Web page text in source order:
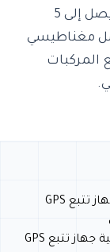
دبي وأبوظبي والشارقة، مع عمر بطارية يصل إلى 5
كل 10 ثوانٍ وحامل مغناطيسي
ميزات تتبع GPS المحمول المتقدمة — جهاز تتبع GPS
نظام تتبع المركبات المحمول القوي مع تقنية جهاز تتبع GPS